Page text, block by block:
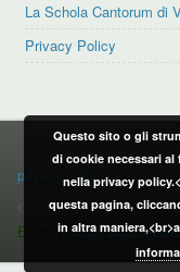
La Schola Cantorum di
Privacy Policy
PRIVACY POLICY
privacy policy
CONTATTI:
Email:
Questo sito o gli
di cookie necessari
nella privacy
questa pagina,
in altra